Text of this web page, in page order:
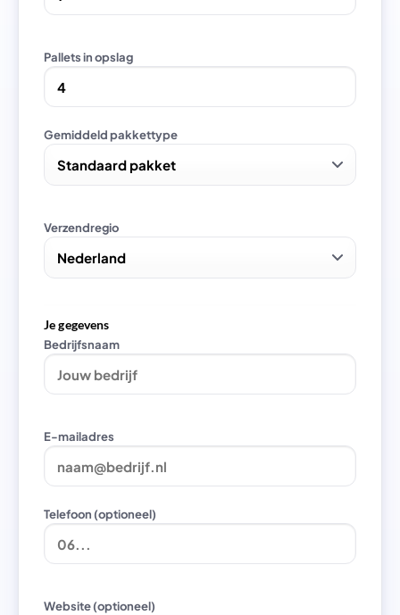
Pallets in opslag
Gemiddeld pakkettype
Verzendregio
Je gegevens
Bedrijfsnaam
E-mailadres
Telefoon (optioneel)
Website (optioneel)